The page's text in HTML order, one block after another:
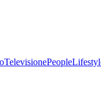
TelevisionePeople